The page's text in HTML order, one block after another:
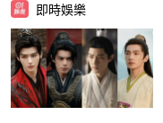
即時娛樂